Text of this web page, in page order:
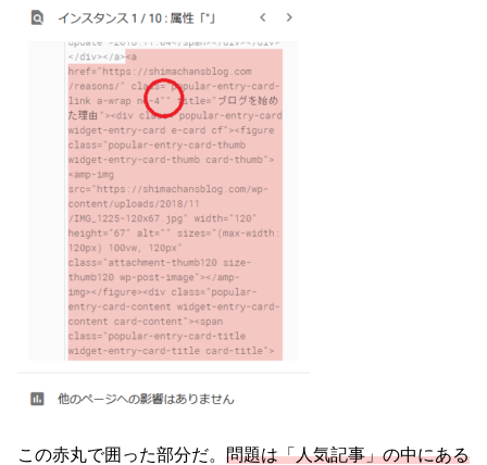
この赤丸で囲った部分だ。 問題は「人気記事」の中にある